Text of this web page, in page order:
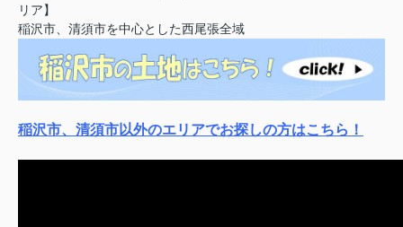
リア】
稲沢市、清須市を中心とした西尾張全域
稲沢市、清須市以外のエリアでお探しの方はこちら！